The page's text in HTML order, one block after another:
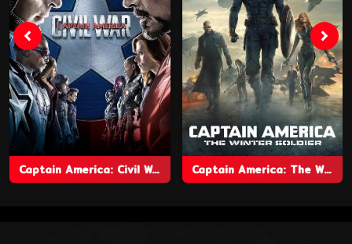
Captain America: Civil War Captain America: The Winter Soldier